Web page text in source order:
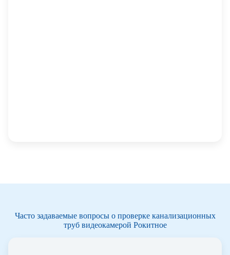
Часто задаваемые вопросы о проверке канализационных
труб видеокамерой Рокитное